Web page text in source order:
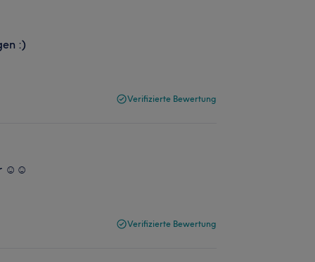
:)
Verifizierte Bewertung
☺️☺️
Verifizierte Bewertung